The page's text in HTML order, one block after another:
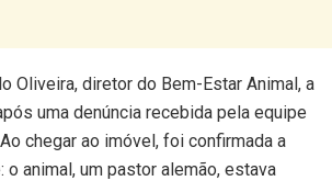
Oliveira, diretor do Bem-Estar Animal, a
uma denúncia recebida pela equipe
chegar ao imóvel, foi confirmada a
o animal, um pastor alemão, estava